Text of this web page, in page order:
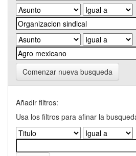
Comenzar nueva busqueda
Añadir filtros:
Usa los filtros para afinar la